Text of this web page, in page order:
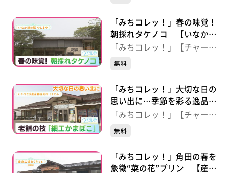
「みちコレッ！」春の味覚！
朝採れタケノコ 【いなか道
の駅やしまや】（宮城・丸森
「みちコレッ！」【チャー
ジ！】
無料
「みちコレッ！」大切な日の
思い出に…季節を彩る逸品
細工かまぼこ 【わかやなぎ
（宮城・栗原市）
「みちコレッ！」【チャー
ジ！】
無料
「みちコレッ！」角田の春を
象徴“菜の花”プリン 【産直